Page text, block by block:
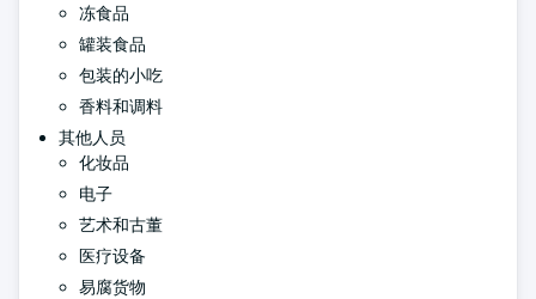
冻食品
罐装食品
包装的小吃
香料和调料
其他人员
化妆品
电子
艺术和古董
医疗设备
易腐货物